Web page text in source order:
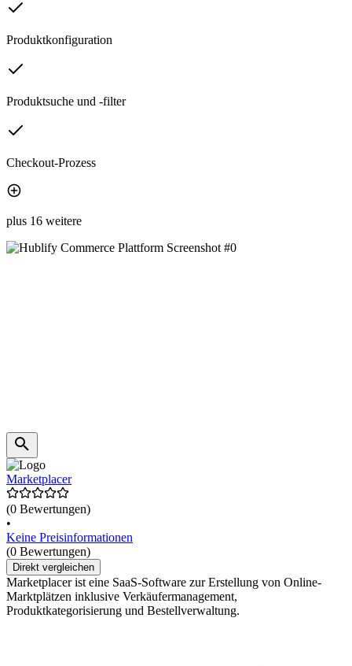
Produktkonfiguration
Produktsuche und -filter
Checkout-Prozess
plus 16 weitere
Marketplacer
(0 Bewertungen)
•
Keine Preisinformationen
(0 Bewertungen)
Direkt vergleichen
Marketplacer ist eine SaaS-Software zur Erstellung von Online-
Marktplätzen inklusive Verkäufermanagement,
Produktkategorisierung und Bestellverwaltung.